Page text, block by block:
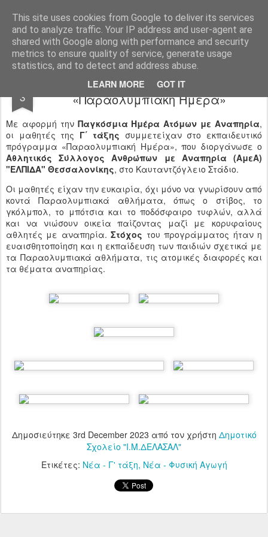
This site uses cookies from Google to deliver its services
and to analyze traffic. Your IP address and user-agent are
shared with Google along with performance and security
metrics to ensure quality of service, generate usage
statistics, and to detect and address abuse.
LEARN MORE GOT IT
Ιδιωτικό Δημοτικό Σχολείο "Ι.Μ.ΔΕΛΑΣΑΛ"
3
Παγκόσμια Ημέρα ΑμεΑ Γ΄ τάξη -
«Παραολυμπιακή Ημέρα»
Με αφορμή την Παγκόσμια Ημέρα Ατόμων με Αναπηρία,
οι μαθητές της Γ΄ τάξης συμμετείχαν στο εκπαιδευτικό
πρόγραμμα «Παραολυμπιακή Ημέρα», που διοργάνωσε ο
Αθλητικός Σύλλογος Ανθρώπων με Αναπηρία (ΑμεΑ)
"ΕΛΠΙΔΑ" Θεσσαλονίκης, στο Καυταντζόγλειο Στάδιο.
Οι μαθητές είχαν την ευκαιρία, όχι μόνο να γνωρίσουν από
κοντά Παραολυμπιακά αθλήματα, όπως ο στίβος, το
γκόλμπολ, το μπότσια και το ποδόσφαιρο τυφλών, αλλά
και να νιώσουν οικεία παίζοντας μαζί με κορυφαίους
αθλητές με αναπηρία.Στόχος του προγράμματος ήταν η
ευαισθητοποίηση και η εκπαίδευση των παιδιών σχετικά με
τα Παραολυμπιακά αθλήματα, τις ατομικές διαφορές και
τα θέματα αναπηρίας.
Δημοσιεύτηκε 3rd December 2023 από τον χρήστη Δημοτικό
Σχολείο "Ι.Μ.ΔΕΛΑΣΑΛ"
Ετικέτες: Νέα - Γ' τάξη Νέα - Φυσική Αγωγή